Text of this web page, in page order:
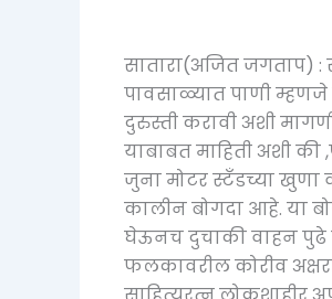
सातारा(अजित जगताप) :
पावसाळ्यात पाणी
दुरुस्ती करावी अशी
याबाबत माहिती अशी की
जुना मोटर स्टँडच्या खुणा
कालीन बोगदा आहे. या
घेऊनच दुचाकी वाहन पुढे
फलकावरील कोरीव